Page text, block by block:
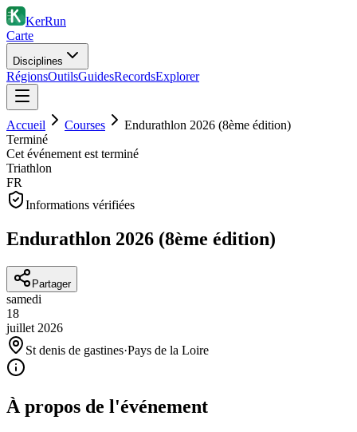
KerRun
Carte
Disciplines
RégionsOutilsGuidesRecordsExplorer
Accueil Courses
Endurathlon 2026 (8ème édition)
Terminé
Cet événement est terminé
Triathlon
FR
Informations vérifiées
Endurathlon 2026 (8ème édition)
Partager
samedi
18
juillet 2026
St denis de gastines·Pays de la Loire
À propos de l'événement